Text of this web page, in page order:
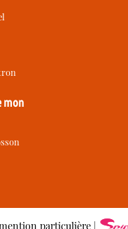
mon
particulière |